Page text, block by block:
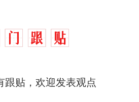
跟贴，欢迎发表观点